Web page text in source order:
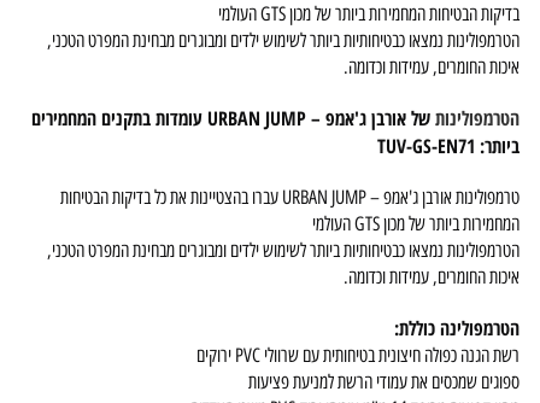
בדיקות הבטיחות המחמירות ביותר של מכון GTS העולמי
הטרמפולינות נמצאו כבטיחותיות ביותר לשימוש ילדים ומבוגרים מבחינת המפרט הטכני,
איכות החומרים, עמידות וכדומה.
הטרמפולינות
של אורבן ג'אמפ – URBAN JUMP עומדות בתקנים המחמירים
ביותר: TUV-GS-EN71
טרמפולינות אורבן ג'אמפ – URBAN JUMP עברו בהצטיינות את כל בדיקות הבטיחות
המחמירות ביותר של מכון GTS העולמי
הטרמפולינות נמצאו כבטיחותיות ביותר לשימוש ילדים ומבוגרים מבחינת המפרט הטכני,
איכות החומרים, עמידות וכדומה.
הטרמפולינה כוללת:
רשת הגנה כפולה חיצונית בטיחותית עם שרוולי PVC ירוקים
ספוגים שמכסים את עמודי הרשת למניעת פציעות